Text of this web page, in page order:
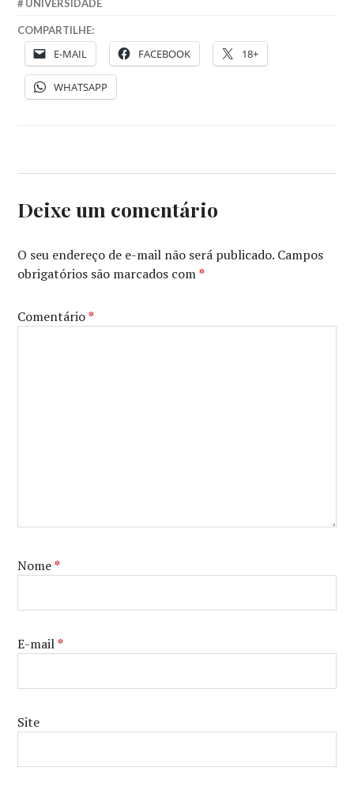
UNIVERSIDADE
COMPARTILHE:
E-MAIL FACEBOOK 18+
WHATSAPP
Deixe um comentário
O seu endereço de e-mail não será publicado. Campos
obrigatórios são marcados com*
Comentário*
Nome*
E-mail*
Site